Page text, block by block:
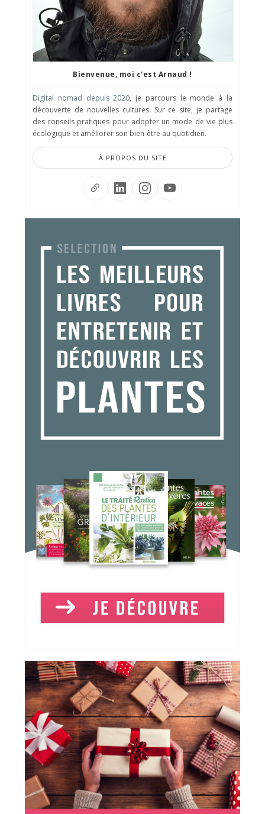
Bienvenue, moi c'est Arnaud !
Digital nomad depuis 2020, je parcours le monde à la
découverte de nouvelles cultures. Sur ce site, je partage
des conseils pratiques pour adopter un mode de vie plus
écologique et améliorer son bien-être au quotidien.
À PROPOS DU SITE